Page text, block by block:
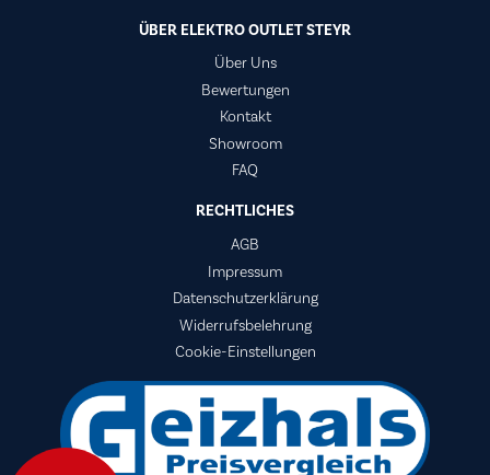
ÜBER ELEKTRO OUTLET STEYR
Über Uns
Bewertungen
Kontakt
Showroom
FAQ
RECHTLICHES
AGB
Impressum
Datenschutzerklärung
Widerrufsbelehrung
Cookie-Einstellungen